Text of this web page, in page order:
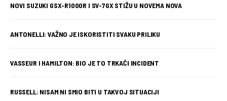
NOVI SUZUKI GSX-R1000R I SV-7GX STIŽU U NOVEMA NOVA
ANTONELLI: VAŽNO JE ISKORISTITI SVAKU PRILIKU
VASSEUR I HAMILTON: BIO JE TO TRKAĆI INCIDENT
RUSSELL: NISAM NI SMIO BITI U TAKVOJ SITUACIJI